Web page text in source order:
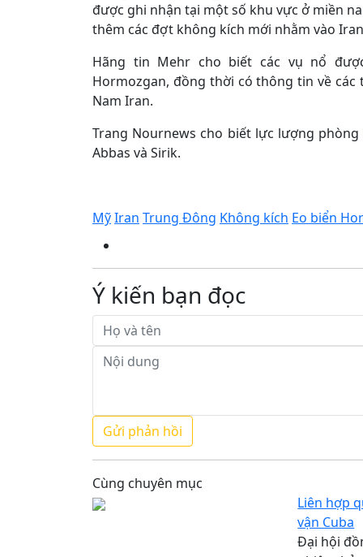
được ghi nhận tại một số khu vực ở miền
thêm các đợt không kích mới nhằm vào
Hãng tin Mehr cho biết các vụ nổ
Hormozgan, đồng thời có thông tin về các
Nam Iran.
Trang Nournews cho biết lực lượng
Abbas và Sirik.
MỹIran Trung Đông Không kích Eo biển
Ý kiến bạn đọc
Cùng chuyên mục
Liên hợp
vận Cuba
Đại hội